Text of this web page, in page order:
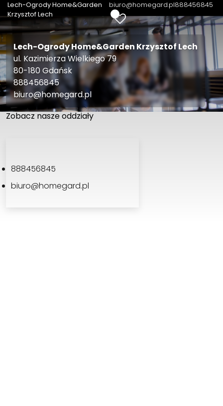
Lech-Ogrody Home&Garden
Krzysztof Lech
biuro@homegard.pl888456845
0
Lech-Ogrody Home&Garden Krzysztof Lech
ul. Kazimierza Wielkiego 79
80-180 Gdańsk
888456845
biuro@homegard.pl
Zobacz nasze oddziały
888456845
biuro@homegard.pl